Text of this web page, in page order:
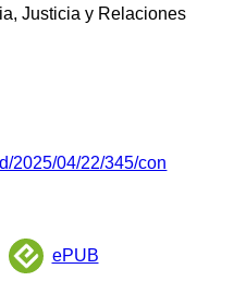
Justicia y Relaciones
2025/04/22/345/con
ePUB